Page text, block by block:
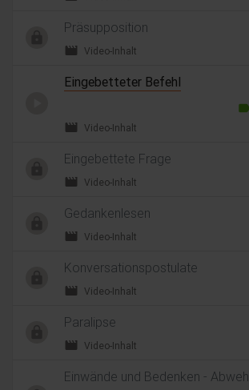
Präsupposition
movie Video-Inhalt
Eingebetteter Befehl
label
movie Video-Inhalt
Eingebettete Frage
movie Video-Inhalt
Gedankenlesen
movie Video-Inhalt
Konversationspostulate
movie Video-Inhalt
Paralipse
movie Video-Inhalt
Einwände und Bedenken -